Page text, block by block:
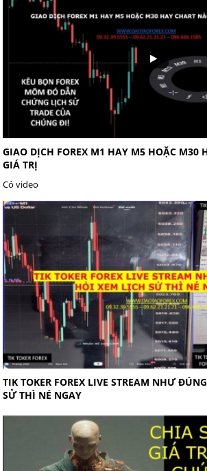
GIAO DỊCH FOREX M1 HAY M5 HOẶC M30
GIÁ TRỊ
Có video
TIK TOKER FOREX LIVE STREAM NHƯ
SỬ THÌ NÉ NGAY